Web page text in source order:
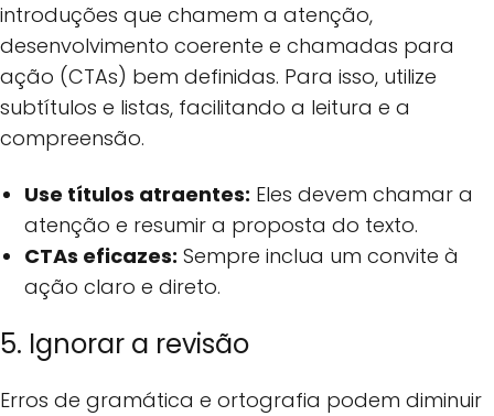
introduções que chamem a atenção,
desenvolvimento coerente e chamadas para
ação (CTAs) bem definidas. Para isso, utilize
subtítulos e listas, facilitando a leitura e a
compreensão.
Use títulos atraentes: Eles devem chamar a
atenção e resumir a proposta do texto.
CTAs eficazes: Sempre inclua um convite à
ação claro e direto.
5. Ignorar a revisão
Erros de gramática e ortografia podem diminuir